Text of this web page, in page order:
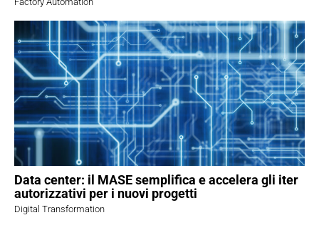
Data center: il MASE semplifica e accelera gli iter
autorizzativi per i nuovi progetti
Digital Transformation